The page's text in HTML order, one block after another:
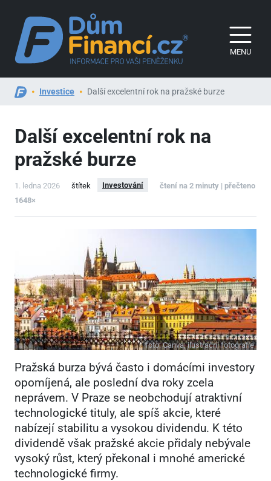
MENU
Investice Další excelentní rok na pražské burze
Další excelentní rok na
pražské burze
1. ledna 2026 štítek Investování
čtení na 2 minuty | přečteno
1648×
foto:Canva, ilustrační fotografie
Pražská burza bývá často i domácími investory
opomíjená, ale poslední dva roky zcela
neprávem. V Praze se neobchodují atraktivní
technologické tituly, ale spíš akcie, které
nabízejí stabilitu a vysokou dividendu. K této
dividendě však pražské akcie přidaly nebývale
vysoký růst, který překonal i mnohé americké
technologické firmy.